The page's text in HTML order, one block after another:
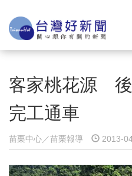
客家桃花源
完工通車
苗栗中心／苗栗報導 2013-